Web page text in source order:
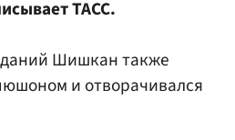
ТАСС.
Шишкан также
и отворачивался